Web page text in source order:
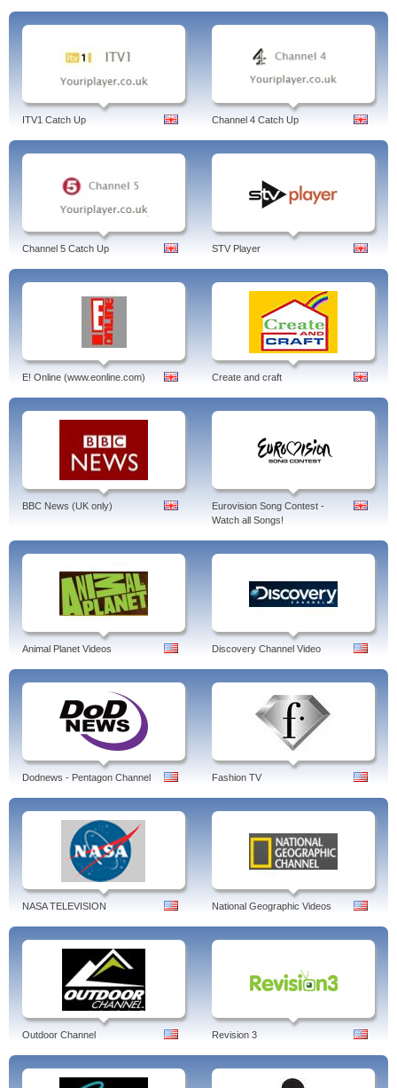
ITV1 Catch Up Channel 4 Catch Up
Channel 5 Catch Up STV Player
E! Online (www.eonline.com) Create and craft
BBC News (UK only)
Eurovision Song Contest -
Watch all Songs!
Animal Planet Videos Discovery Channel Video
Dodnews - Pentagon Channel Fashion TV
NASA TELEVISION National Geographic Videos
Outdoor Channel Revision 3